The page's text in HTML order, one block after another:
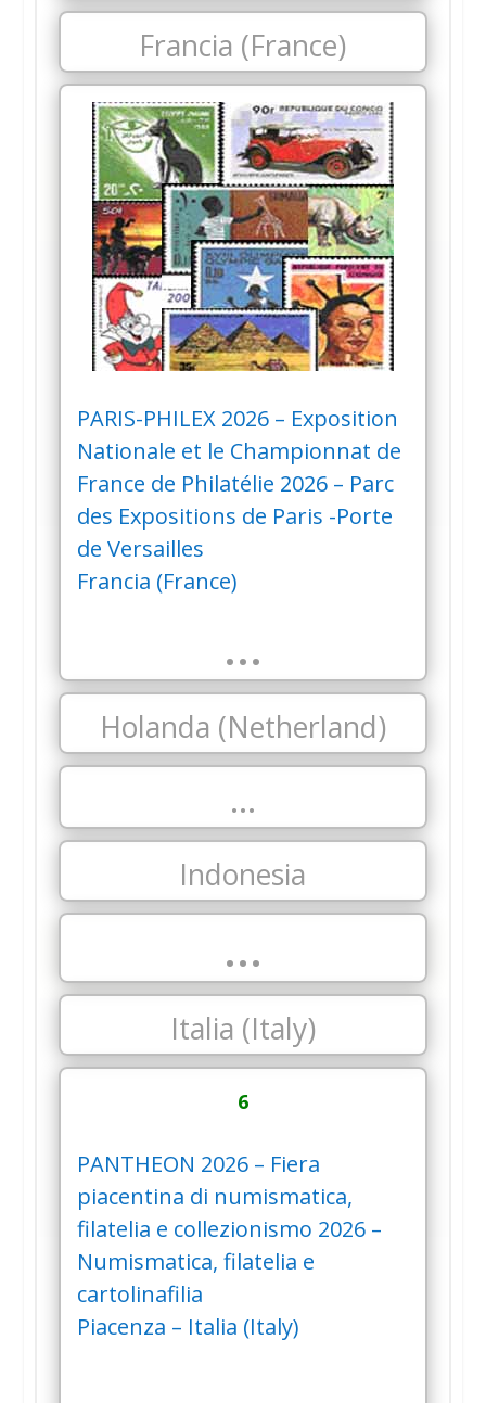
Francia (France)
PARIS-PHILEX 2026 – Exposition
Nationale et le Championnat de
France de Philatélie 2026 – Parc
des Expositions de Paris -Porte
de Versailles
Francia (France)
…
Holanda (Netherland)
…
Indonesia
…
Italia (Italy)
6
PANTHEON 2026 – Fiera
piacentina di numismatica,
filatelia e collezionismo 2026 –
Numismatica, filatelia e
cartolinafilia
Piacenza – Italia (Italy)